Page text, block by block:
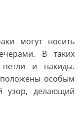
могут носить
В таких
петли и накиды.
особым
узор, делающий